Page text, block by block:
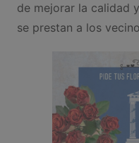
de mejorar la calidad
se prestan a los